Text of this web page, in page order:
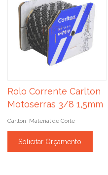
Rolo Corrente Carlton
Motoserras 3/8 1,5mm
Carlton Material de Corte
Solicitar Orçamento